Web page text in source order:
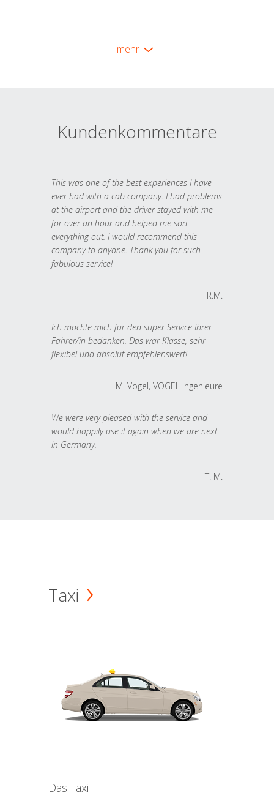
mehr
Kundenkommentare
This was one of the best experiences I have
ever had with a cab company. I had problems
at the airport and the driver stayed with me
for over an hour and helped me sort
everything out. I would recommend this
company to anyone. Thank you for such
fabulous service!
R.M.
Ich möchte mich für den super Service Ihrer
Fahrer/in bedanken. Das war Klasse, sehr
flexibel und absolut empfehlenswert!
M. Vogel, VOGEL Ingenieure
We were very pleased with the service and
would happily use it again when we are next
in Germany.
T. M.
Taxi
Das Taxi